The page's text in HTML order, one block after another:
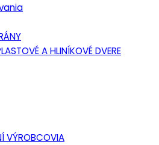
A HLINÍKOVÉ DVERE
VÝROBCOVIA